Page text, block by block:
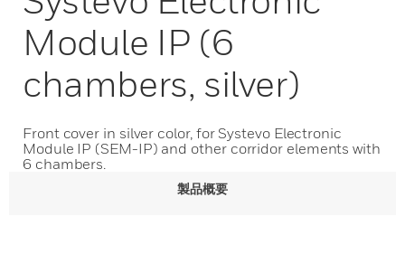
Module IP (6
chambers, silver)
Front cover in silver color, for Systevo Electronic
Module IP (SEM-IP) and other corridor elements with
6 chambers.
製品概要